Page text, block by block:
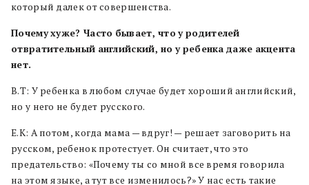
который далек от совершенства.
Почемухуже? Часто бывает, что уродителей
отвратительный английский, но у ребенка даже акцента
нет.
В.Т: У ребенка в любом случае будет хороший английский,
но у него не будет русского.
Е.К: А потом, когда мама — вдруг! — решает заговорить на
русском, ребенок протестует. Он считает, что это
предательство: «Почему ты со мной все время говорила
на этом языке, а тут все изменилось?» У нас есть такие